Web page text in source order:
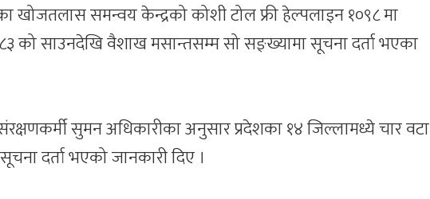
खोजतलास समन्वय केन्द्रको कोशी टोल फ्री हेल्पलाइन १०९८ मा
को साउनदेखि वैशाख मसान्तसम्म सो सङ्ख्यामा सूचना दर्ता भएका
सुमन अधिकारीका अनुसार प्रदेशका १४ जिल्लामध्ये चार वटा
दर्ता भएको जानकारी दिए ।